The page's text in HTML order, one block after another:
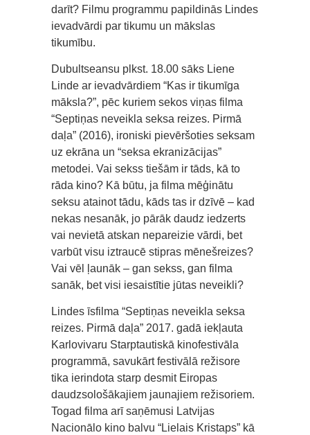
darīt? Filmu programmu papildinās Lindes
ievadvārdi par tikumu un mākslas
tikumību.
Dubultseansu plkst. 18.00 sāks Liene
Linde ar ievadvārdiem “Kas ir tikumīga
māksla?”, pēc kuriem sekos viņas filma
“Septiņas neveikla seksa reizes. Pirmā
daļa” (2016), ironiski pievēršoties seksam
uz ekrāna un “seksa ekranizācijas”
metodei. Vai sekss tiešām ir tāds, kā to
rāda kino? Kā būtu, ja filma mēģinātu
seksu atainot tādu, kāds tas ir dzīvē – kad
nekas nesanāk, jo pārāk daudz iedzerts
vai nevietā atskan nepareizie vārdi, bet
varbūt visu iztraucē stipras mēnešreizes?
Vai vēl ļaunāk – gan sekss, gan filma
sanāk, bet visi iesaistītie jūtas neveikli?
Lindes īsfilma “Septiņas neveikla seksa
reizes. Pirmā daļa” 2017. gadā iekļauta
Karlovivaru Starptautiskā kinofestivāla
programmā, savukārt festivālā režisore
tika ierindota starp desmit Eiropas
daudzsološākajiem jaunajiem režisoriem.
Togad filma arī saņēmusi Latvijas
Nacionālo kino balvu “Lielais Kristaps” kā